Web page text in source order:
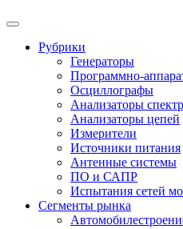
Рубрики
Генераторы
Программно-
Осциллографы
Анализаторы
Анализаторы цепей
Измерители
Источники питания
Антенные системы
ПО и САПР
Испытания сетей
Сегменты рынка